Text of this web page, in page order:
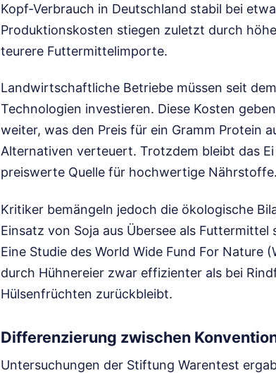
Kopf-Verbrauch in Deutschland stabil bei
Produktionskosten stiegen zuletzt durch
teurere Futtermittelimporte.
Landwirtschaftliche Betriebe müssen seit
Technologien investieren. Diese Kosten
weiter, was den Preis für ein Gramm Protein
Alternativen verteuert. Trotzdem bleibt das
preiswerte Quelle für hochwertige Nährstoffe.
Kritiker bemängeln jedoch die ökologische
Einsatz von Soja aus Übersee als
Eine Studie des World Wide Fund For Nature
durch Hühnereier zwar effizienter als bei
Hülsenfrüchten zurückbleibt.
Differenzierung zwischen
Untersuchungen der Stiftung Warentest